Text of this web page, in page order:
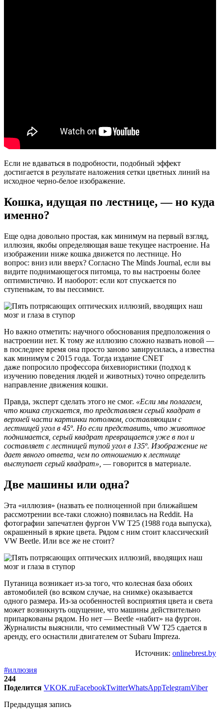
Если не вдаваться в подробности, подобный эффект
достигается в результате наложения сетки цветных линий на
исходное черно-белое изображение.
Кошка, идущая по лестнице, — но куда
именно?
Еще одна довольно простая, как минимум на первый взгляд,
иллюзия, якобы определяющая ваше текущее настроение. На
изображении ниже кошка движется по лестнице. Но
вопрос: вниз или вверх? Согласно The Minds Journal, если вы
видите поднимающегося питомца, то вы настроены более
оптимистично. И наоборот: если кот спускается по
ступенькам, то вы пессимист.
Но важно отметить: научного обоснования предположения о
настроении нет. К тому же иллюзию сложно назвать новой —
в последнее время она просто заново завирусилась, а известна
как минимум с 2015 года. Тогда издание CNET
даже попросило профессора бихевиористики (подход к
изучению поведения людей и животных) точно определить
направление движения кошки.
Правда, эксперт сделать этого не смог. «Если мы полагаем,
что кошка спускается, то представляем серый квадрат в
верхней части картинки потолком, составляющим с
лестницей угол в 45º. Но если представить, что животное
поднимается, серый квадрат превращается уже в пол и
составляет с лестницей тупой угол в 135º. Изображение не
дает явного ответа, чем по отношению к лестнице
выступает серый квадрат», — говорится в материале.
Две машины или одна?
Эта «иллюзия» (назвать ее полноценной при ближайшем
рассмотрении все-таки сложно) появилась на Reddit. На
фотографии запечатлен фургон VW T25 (1988 года выпуска),
окрашенный в яркие цвета. Рядом с ним стоит классический
VW Beetle. Или все же не стоит?
Путаница возникает из-за того, что колесная база обоих
автомобилей (во всяком случае, на снимке) оказывается
одного размера. Из-за особенностей восприятия цвета и света
может возникнуть ощущение, что машины действительно
припаркованы рядом. Но нет — Beetle «набит» на фургон.
Журналисты выяснили, что семиместный VW T25 сдается в
аренду, его оснастили двигателем от Subaru Impreza.
Источник: onlinebrest.by
#иллюзия
244
Поделится VKOK.ruFacebookTwitterWhatsAppTelegramViber
Предыдущая запись